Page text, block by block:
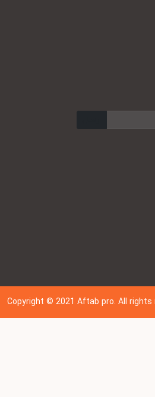
Copyright © 202 1Aftab pro. All